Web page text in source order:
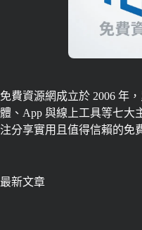
免費資源網成立於 2006 年
體、App 與線上工具等七大
注分享實用且值得信賴的免
最新文章